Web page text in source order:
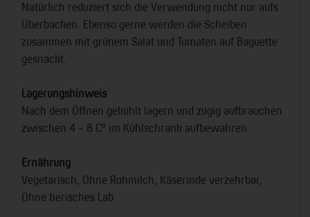
Natürlich reduziert sich die Verwendung nicht nur aufs
Überbacken. Ebenso gerne werden die Scheiben
zusammen mit grünem Salat und Tomaten auf Baguette
gesnackt.
Lagerungshinweis
Nach dem Öffnen gekühlt lagern und zügig aufbrauchen
zwischen 4 - 8 C° im Kühlschrank aufbewahren.
Ernährung
Vegetarisch, Ohne Rohmilch, Käserinde verzehrbar,
Ohne tierisches Lab